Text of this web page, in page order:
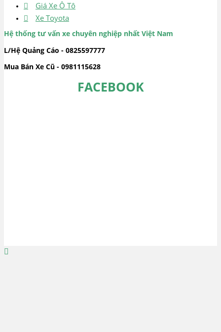
Giá Xe Ô Tô
Xe Toyota
Hệ thống tư vấn xe chuyên nghiệp nhất Việt Nam
L/Hệ Quảng Cáo - 0825597777
Mua Bán Xe Cũ - 0981115628
FACEBOOK